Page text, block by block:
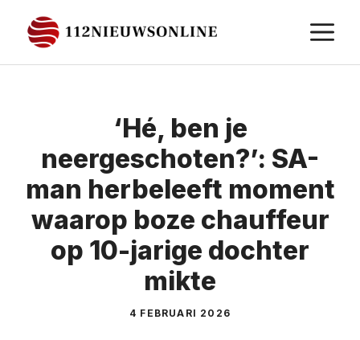
naar
de
‘Hé, ben je
neergeschoten?’: SA-
man herbeleeft moment
waarop boze chauffeur
op 10-jarige dochter
mikte
4 FEBRUARI 2026